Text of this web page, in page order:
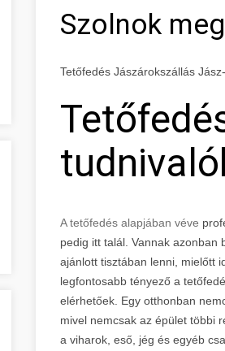
Szolnok
Tetőfedés Jászárokszállás
A tetőfedés alapjában véve
pedig itt talál. Vannak azonban
ajánlott tisztában lenni, mielőtt
legfontosabb tényező a
elérhetőek. Egy otthonban
mivel nemcsak az épület többi
a viharok, eső, jég és egyéb